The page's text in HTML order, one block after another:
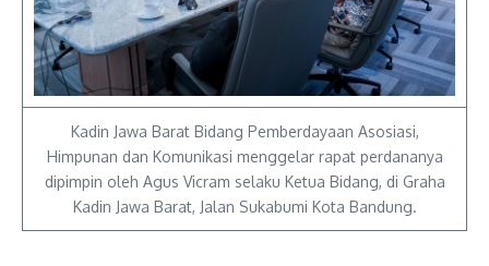
Kadin Jawa Barat Bidang Pemberdayaan Asosiasi,
Himpunan dan Komunikasi menggelar rapat perdananya
dipimpin oleh Agus Vicram selaku Ketua Bidang, di Graha
Kadin Jawa Barat, Jalan Sukabumi Kota Bandung.